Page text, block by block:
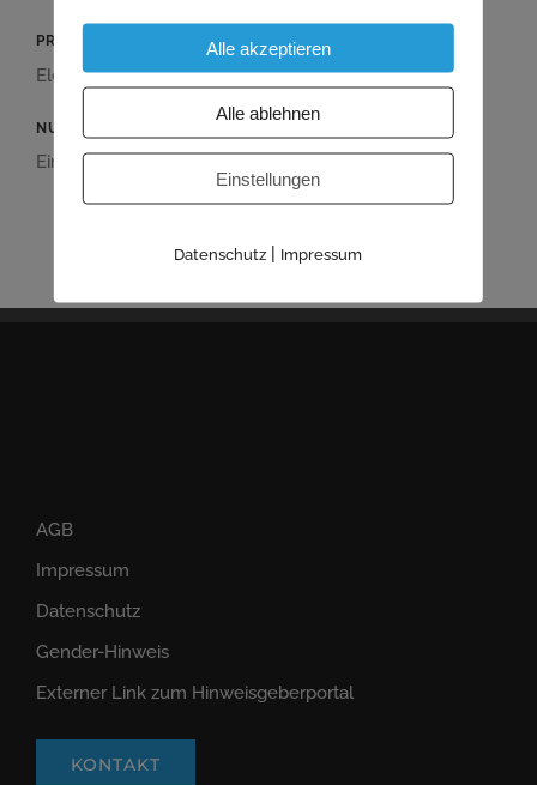
PRODUKT
Elementdecke, Treppen
NUTZUNG
Einfamilienhäuser
AGB
Impressum
Datenschutz
Gender-Hinweis
Externer Link zum Hinweisgeberportal
KONTAKT
Alle akzeptieren
Alle ablehnen
Einstellungen
Datenschutz Impressum